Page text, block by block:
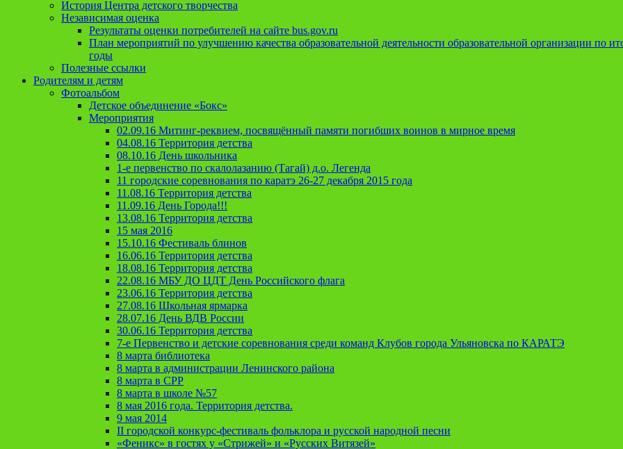
История Центра детского творчества
Независимая оценка
Результаты оценки потребителей на сайте bus.gov.ru
План мероприятий по улучшению качества образовательной деятельности образовательной организации по
годы
Полезные ссылки
Родителям и детям
Фотоальбом
Детское объединение «Бокс»
Мероприятия
02.09.16 Митинг-реквием, посвящённый памяти погибших воинов в мирное время
04.08.16 Территория детства
08.10.16 День школьника
1-е первенство по скалолазанию (Тагай) д.о. Легенда
11 городские соревнования по каратэ 26-27 декабря 2015 года
11.08.16 Территория детства
11.09.16 День Города!!!
13.08.16 Территория детства
15 мая 2016
15.10.16 Фестиваль блинов
16.06.16 Территория детства
18.08.16 Территория детства
22.08.16 МБУ ДО ЦДТ День Российского флага
23.06.16 Территория детства
27.08.16 Школьная ярмарка
28.07.16 День ВДВ России
30.06.16 Территория детства
7-е Первенство и детские соревнования среди команд Клубов города Ульяновска по КАРАТЭ
8 марта библиотека
8 марта в администрации Ленинского района
8 марта в СРР
8 марта в школе №57
8 мая 2016 года. Территория детства.
9 мая 2014
II городской конкурс-фестиваль фольклора и русской народной песни
«Феникс» в гостях у «Стрижей» и «Русских Витязей»